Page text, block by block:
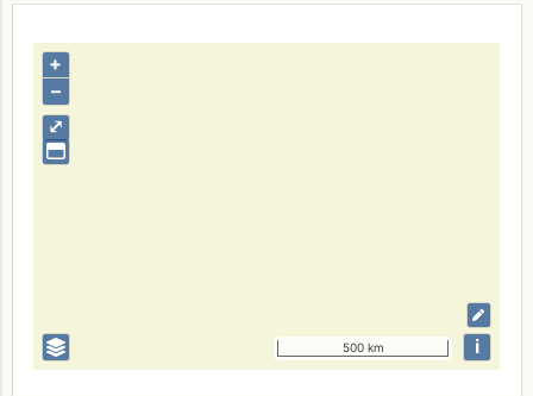
⤢
+
–
500 km i